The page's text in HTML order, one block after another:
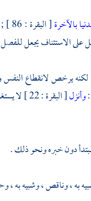
بالآخرة[ البقرة : 86 ] ; لأن الفاء في قوله :
الاستئناف يجعل
يرخص لانقطاع
وأنزل
[ البقرة
دون خبره ونحو ذلك .
به ، وناقص ، وشبيه به ،